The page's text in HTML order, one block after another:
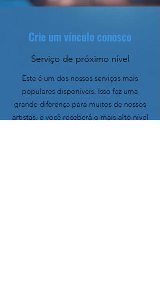
Crie um vínculo conosco
Serviço de próximo nível
Este é um dos nossos serviços mais
populares disponíveis. Isso fez uma
grande diferença para muitos de nossos
artistas, e você receberá o mais alto nível